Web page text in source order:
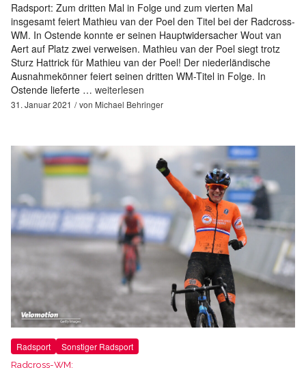
Radsport: Zum dritten Mal in Folge und zum vierten Mal
insgesamt feiert Mathieu van der Poel den Titel bei der Radcross-
WM. In Ostende konnte er seinen Hauptwidersacher Wout van
Aert auf Platz zwei verweisen. Mathieu van der Poel siegt trotz
Sturz Hattrick für Mathieu van der Poel! Der niederländische
Ausnahmekönner feiert seinen dritten WM-Titel in Folge. In
Ostende lieferte … weiterlesen
31. Januar 2021 von Michael Behringer
Radsport Sonstiger Radsport
Radcross-WM: